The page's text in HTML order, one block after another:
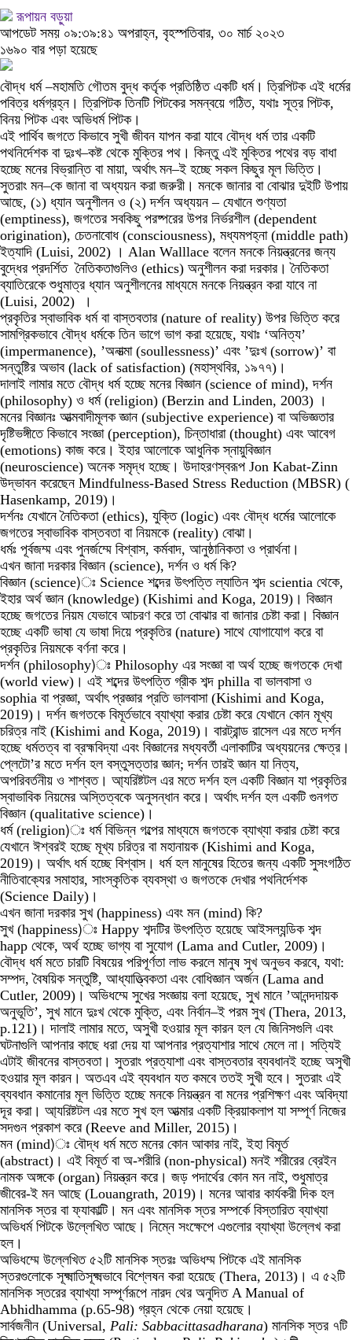
রূপায়ন বড়ুয়া
আপডেট সময় ০৯:৩৯:৪১ অপরাহ্ন, বৃহস্পতিবার, ৩০ মার্চ ২০২৩
১৬৯০ বার পড়া হয়েছে
বৌদ্ধ ধর্ম–মহামতি গৌতম বুদ্ধ কর্তৃক প্রতিষ্ঠিত একটি ধর্ম। ত্রিপিটক এই ধর্মের
পবিত্র ধর্মগ্রহ্ন। ত্রিপিটক তিনটি পিটকের সমন্বয়ে গঠিত, যথাঃ সূত্র পিটক,
বিনয় পিটক এবং অভিধর্ম পিটক।
এই পার্থিব জগতে কিভাবে সুখী জীবন যাপন করা যাবে বৌদ্ধ ধর্ম তার একটি
পথনির্দেশক বা দুঃখ–কষ্ট থেকে মুক্তির পথ। কিন্তু এই মুক্তির পথের বড় বাধা
হচ্ছে মনের বিভ্রান্তি বা মায়া, অর্থাৎ মন–ই হচ্ছে সকল কিছুর মূল ভিত্তি।
সুতরাং মন–কে জানা বা অধ্যয়ন করা জরুরী। মনকে জানার বা বোঝার দুইটি উপায়
আছে, (১) ধ্যান অনুশীলন ও (২)দর্শন অধ্যয়ন – যেখানে শুণ্যতা
(emptiness), জগতের সবকিছু পরষ্পরের উপর নির্ভরশীল (dependent
origination), চেতনাবোধ (consciousness), মধ্যমপহ্না (middle path)
ইত্যাদি (Luisi, 2002) । Alan Walllace বলেন মনকে নিয়ন্ত্রনের জন্য
বুদ্ধের প্রদর্শিত নৈতিকতাগুলিও (ethics) অনুশীলন করা দরকার। নৈতিকতা
ব্যাতিরেকে শুধুমাত্র ধ্যান অনুশীলনের মাধ্যমে মনকে নিয়ন্ত্রন করা যাবে না
(Luisi, 2002)
।
প্রকৃতির স্বাভাবিক ধর্ম বা বাস্তবতার (nature of reality) উপর ভিত্তি করে
সামগ্রিকভাবে বৌদ্ধ ধর্মকে তিন ভাগে ভাগ করা হয়েছে, যথাঃ ‘অনিত্য’
(impermanence), ’অনাত্মা (soullessness)’ এবং ’দুঃখ (sorrow)’ বা
সন্তুষ্টির অভাব (lack of satisfaction) (মহাস্থবির, ১৯৭৭)।
দালাই লামার মতে বৌদ্ধ ধর্ম হচ্ছে মনের বিজ্ঞান (science of mind),দর্শন
(philosophy) ও ধর্ম (religion) (Berzin and Linden, 2003) ।
মনের বিজ্ঞানঃ আত্মবাদীমূলক জ্ঞান (subjective experience) বা অভিজ্ঞতার
দৃষ্টিভঙ্গীতে কিভাবে সংজ্ঞা (perception), চিন্তাধারা (thought) এবং আবেগ
(emotions) কাজ করে। ইহার আলোকে আধুনিক স্নায়ুবিজ্ঞান
(neuroscience) অনেক সমৃদ্ধ হচ্ছে। উদাহরণস্বরূপ Jon Kabat-Zinn
উদ্ভাবন করেছেন Mindfulness-Based Stress Reduction (MBSR) (
Hasenkamp, 2019) ।
দর্শনঃ যেখানে নৈতিকতা (ethics), যুক্তি (logic) এবং বৌদ্ধ ধর্মের আলোকে
জগতের স্বাভাবিক বাস্তবতা বা নিয়মকে (reality) বোঝা।
ধর্মঃ পূর্বজম্ম এবং পুনর্জম্মে বিশ্বাস, কর্মবাদ, আনুষ্ঠানিকতা ও প্রার্থনা।
এখন জানা দরকার বিজ্ঞান (science),দর্শন ও ধর্ম কি?
বিজ্ঞান (science)ঃ ‍Science শব্দের উৎপত্তি ল্যাতিন শব্দ scientia থেকে,
ইহার অর্থ জ্ঞান (knowledge) (Kishimi and Koga, 2019) । বিজ্ঞান
হচ্ছে জগতের নিয়ম যেভাবে আচরণ করে তা বোঝার বা জানার চেষ্টা করা। বিজ্ঞান
হচ্ছে একটি ভাষা যে ভাষা দিয়ে প্রকৃতির (nature) সাথে যোগাযোগ করে বা
প্রকৃতির নিয়মকে বর্ণনা করে।
দর্শন (philosophy)ঃ Philosophy এর সংজ্ঞা বা অর্থ হচ্ছে জগতকে দেখা
(world view)। এই শব্দের উৎপত্তি গ্রীক শব্দ philla বা ভালবাসা ও
sophia বা প্রজ্ঞা, অর্থাৎ প্রজ্ঞার প্রতি ভালবাসা(Kishimi and Koga,
2019) । দর্শন জগতকে বিমূর্তভাবে ব্যাখ্যা করার চেষ্টা করে যেখানে কোন মূখ্য
চরিত্র নাই(Kishimi and Koga, 2019) । বারট্রান্ড রাসেল এর মতে দর্শন
হচ্ছে ধর্মতত্ব বা ব্রহ্মবিদ্যা এবং বিজ্ঞানের মধ্যবর্তী এলাকাটির অধ্যয়নের ক্ষেত্র।
প্লেটো’র মতে দর্শন হল বস্তুসত্তার জ্ঞান;দর্শন তারই জ্ঞান যা নিত্য,
অপরিবর্তনীয় ও শাশ্বত। আ্যরিষ্টটল এর মতে দর্শন হল একটি বিজ্ঞান যা প্রকৃতির
স্বাভাবিক নিয়মের অস্তিত্বকে অনুসন্ধান করে। অর্থাৎ দর্শন হল একটি গুনগত
বিজ্ঞান (qualitative science)।
ধর্ম (religion)ঃ ধর্ম বিভিন্ন গল্পের মাধ্যমে জগতকে ব্যাখ্যা করার চেষ্টা করে
যেখানে ঈশ্বরই হচ্ছে মূখ্য চরিত্র বা মহানায়ক(Kishimi and Koga,
2019) । অর্থাৎ ধর্ম হচ্ছে বিশ্বাস। ধর্ম হল মানুষের হিতের জন্য একটি সুসংগঠিত
নীতিবাক্যের সমাহার, সাংস্কৃতিক ব্যবস্থা ও জগতকে দেখার পথনির্দেশক
(Science Daily)।
এখন জানা দরকার সুখ (happiness) এবং মন (mind) কি?
সুখ (happiness)ঃ Happy শব্দটির উৎপত্তি হয়েছে আইসল্যন্ডিক শব্দ
happ থেকে, অর্থ হচ্ছে ভাগ্য বা সুযোগ (Lama and Cutler, 2009) ।
বৌদ্ধ ধর্ম মতে চারটি বিষয়ের পরিপূর্ণতা লাভ করলে মানুষ সুখ অনুভব করবে, যথা:
সম্পদ,বৈষয়িক সন্তুষ্টি, আধ্যাত্ত্বিকতা এবং বোধিজ্ঞান অর্জন (Lama and
Cutler, 2009) । অভিধম্মে সুখের সংজ্ঞায় বলা হয়েছে, সুখ মানে ’আনন্দদায়ক
অনুভূতি’, সুখ মানে দুঃখ থেকে মুক্তি, এবং নির্বান–ই পরম সুখ (Thera, 2013,
p.121)। দালাই লামার মতে, অসুখী হওয়ার মূল কারন হল যে জিনিসগুলি এবং
ঘটনাগুলি আপনার কাছে ধরা দেয় যা আপনার প্রত্যাশার সাথে মেলে না। সত্যিই
এটাই জীবনের বাস্তবতা। সুতরাং প্রত্যাশা এবং বাস্তবতার ব্যবধানই হচ্ছে অসুখী
হওয়ার মূল কারন। অতএব এই ব্যবধান যত কমবে ততই সুখী হবে। সুতরাং এই
ব্যবধান কমানোর মূল ভিত্তি হচ্ছে মনকে নিয়ন্ত্রন বা মনের প্রশিক্ষণ এবং অবিদ্যা
দূর করা। আ্যরিষ্টটল এর মতে সুখ হল আত্মার একটি ক্রিয়াকলাপ যা সম্পূর্ণ নিজের
সদগুন প্রকাশ করে (Reeve and Miller, 2015)।
মন (mind)ঃ বৌদ্ধ ধর্ম মতে মনের কোন আকার নাই, ইহা বিমূর্ত
(abstract)। এই বিমূর্ত বা অ-শরীরি (non-physical) মনই শরীরের ব্রেইন
নামক অঙ্গকে (organ) নিয়ন্ত্রন করে। জড় পদার্থের কোন মন নাই, শুধুমাত্র
জীবের-ই মন আছে (Louangrath, 2019)। মনের আবার কার্যকরী দিক হল
মানসিক স্তর বা ফ্যাকাল্টি। মন এবং মানসিক স্তর সম্পর্কে বিস্তারিত ব্যাখ্যা
অভিধর্ম পিটকে উল্লেখিত আছে। নিম্নে সংক্ষেপে এগুলোর ব্যাখ্যা উল্লেখ করা
হল।
অভিধম্মে উল্লেখিত ৫২টি মানসিক স্তরঃ অভিধম্ম পিটকে এই মানসিক
স্তরগুলোকে সূক্ষ্মাতিসূক্ষ্মভাবে বিশ্লেষন করা হয়েছে (Thera, 2013)। এ ৫২টি
মানসিক স্তরের ব্যাখ্যা সম্পূর্ণরূপে নারদ থের অনুদিত A Manual of
Abhidhamma (p.65-98) গ্রহ্ন থেকে নেয়া হয়েছে।
সার্বজনীন (Universal, Pali: Sabbacittasadharana) মানসিক স্তর ৭টি